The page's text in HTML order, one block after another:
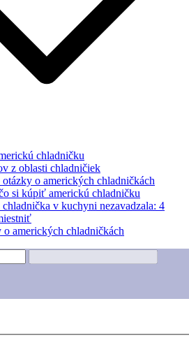
chladničku
z oblasti chladničiek
otázky o amerických chladničkách
si kúpiť americkú chladničku
v kuchyni nezavadzala: 4
amerických chladničkách